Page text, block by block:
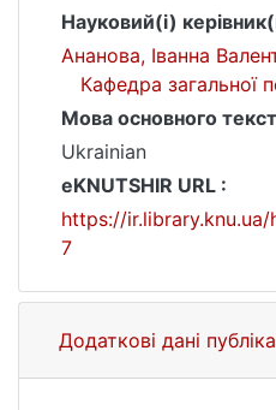
Науковий(і)
Ананова, Іванна
Кафедра загальної
Мова основного
Ukrainian
eKNUTSHIR URL :
https://
7
Додаткові дані